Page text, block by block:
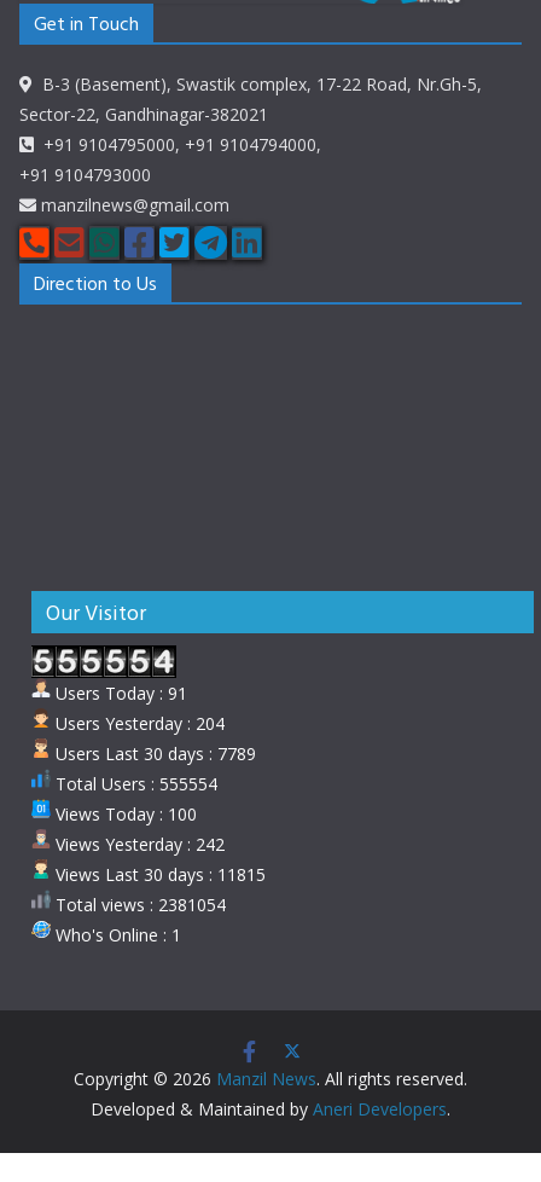
Get in Touch
B-3 (Basement), Swastik complex, 17-22 Road, Nr.Gh-5,
Sector-22, Gandhinagar-382021
+91 9104795000, +91 9104794000,
+91 9104793000
manzilnews@gmail.com
Direction to Us
Our Visitor
Users Today : 91
Users Yesterday : 204
Users Last 30 days : 7789
Total Users : 555554
Views Today : 100
Views Yesterday : 242
Views Last 30 days : 11815
Total views : 2381054
Who's Online : 1
Copyright © 2026 Manzil News. All rights reserved.
Developed & Maintained by Aneri Developers.